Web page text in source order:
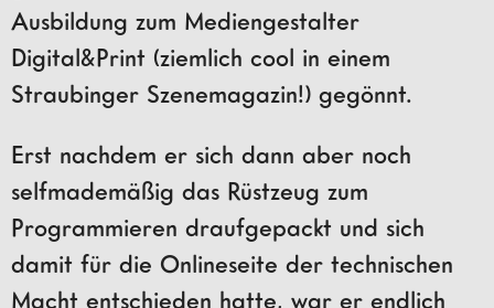
Ausbildung zum Mediengestalter
Digital&Print (ziemlich cool in einem
Straubinger Szenemagazin!) gegönnt.
Erst nachdem er sich dann aber noch
selfmademäßig das Rüstzeug zum
Programmieren draufgepackt und sich
damit für die Onlineseite der technischen
Macht entschieden hatte, war er endlich